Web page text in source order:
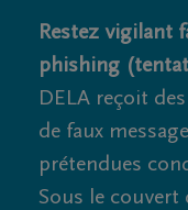
Restez vigilant
phishing
DELA reçoit
de faux
prétendues
Sous le couvert